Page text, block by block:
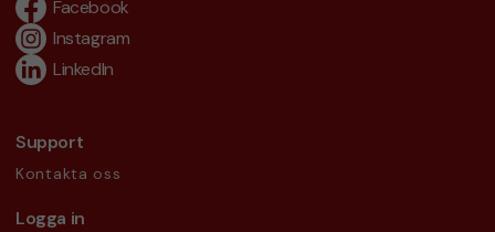
Facebook
Instagram
LinkedIn
Support
Kontakta oss
Logga in